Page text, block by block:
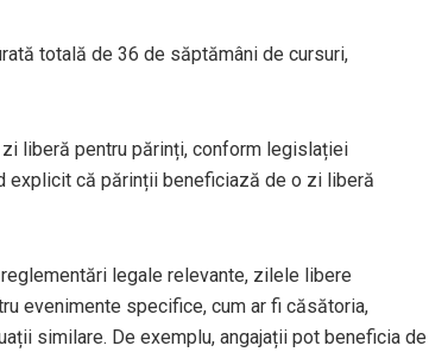
totală de 36 de săptămâni de cursuri,
liberă pentru părinți, conform legislației
explicit că părinții beneficiază de o zi liberă
legale relevante, zilele libere
evenimente specifice, cum ar fi căsătoria,
similare. De exemplu, angajații pot beneficia de